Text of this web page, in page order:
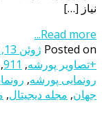
نیاز […]
Read more...
Posted on ژوئن 13, 2017
+تصاویر پورشه,
911
,
رونمایی پورشه,
جهان, مجله دیجیتال,